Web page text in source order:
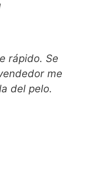
rápido. Se
me
del pelo.